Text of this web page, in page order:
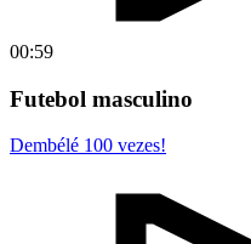
00:59
Futebol masculino
Dembélé 100 vezes!